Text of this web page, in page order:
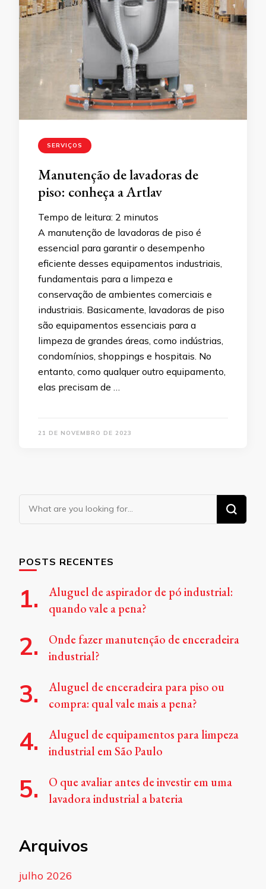
SERVIÇOS
Manutenção de lavadoras de
piso: conheça a Artlav
Tempo de leitura: 2 minutos
A manutenção de lavadoras de piso é
essencial para garantir o desempenho
eficiente desses equipamentos industriais,
fundamentais para a limpeza e
conservação de ambientes comerciais e
industriais. Basicamente, lavadoras de piso
são equipamentos essenciais para a
limpeza de grandes áreas, como indústrias,
condomínios, shoppings e hospitais. No
entanto, como qualquer outro equipamento,
elas precisam de …
21 DE NOVEMBRO DE 2023
Looking
for
POSTS RECENTES
Aluguel de aspirador de pó industrial:
quando vale a pena?
Onde fazer manutenção de enceradeira
industrial?
Aluguel de enceradeira para piso ou
compra: qual vale mais a pena?
Aluguel de equipamentos para limpeza
industrial em São Paulo
O que avaliar antes de investir em uma
lavadora industrial a bateria
Arquivos
julho 2026